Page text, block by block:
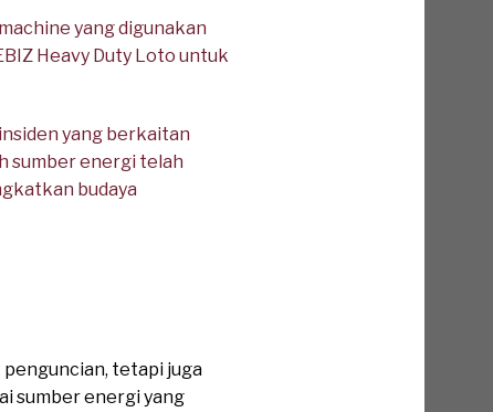
yang digunakan
Heavy Duty Loto untuk
yang berkaitan
sumber energi telah
budaya
tetapi juga
sumber energi yang